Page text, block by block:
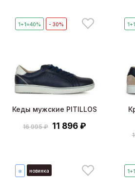
1+1=40% - 30%
Кеды мужские PITILLOS
16 995 ₽ 11 896 ₽
❄ новинка